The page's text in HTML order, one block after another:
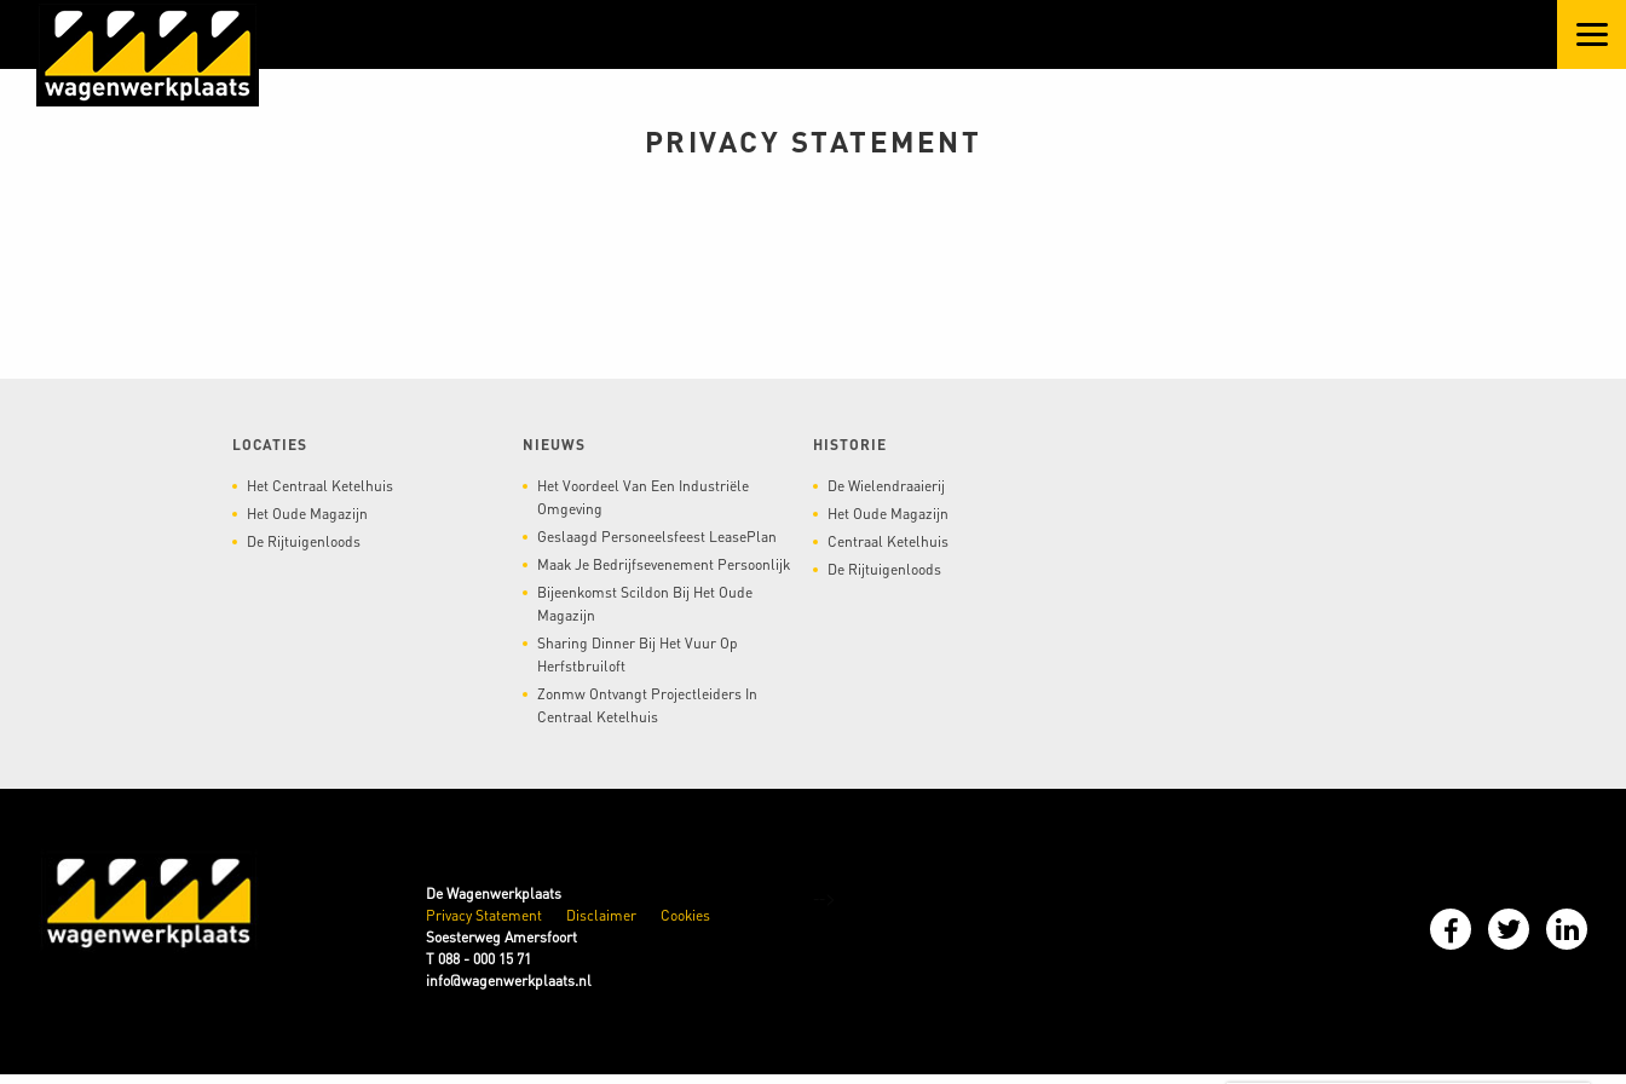
PRIVACY STATEMENT
LOCATIES
Het Centraal Ketelhuis
Het Oude Magazijn
De Rijtuigenloods
NIEUWS
Het Voordeel Van Een Industriële
Omgeving
Geslaagd Personeelsfeest LeasePlan
Maak Je Bedrijfsevenement Persoonlijk
Bijeenkomst Scildon Bij Het Oude
Magazijn
Sharing Dinner Bij Het Vuur Op
Herfstbruiloft
Zonmw Ontvangt Projectleiders In
Centraal Ketelhuis
HISTORIE
De Wielendraaierij
Het Oude Magazijn
Centraal Ketelhuis
De Rijtuigenloods
De Wagenwerkplaats
Privacy Statement
Disclaimer
Cookies
Soesterweg Amersfoort
T 088 - 000 15 71
info@wagenwerkplaats.nl